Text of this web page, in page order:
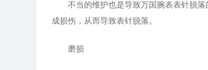
不当的维护也是导致万国腕表表针脱落
成损伤，从而导致表针脱落。
磨损